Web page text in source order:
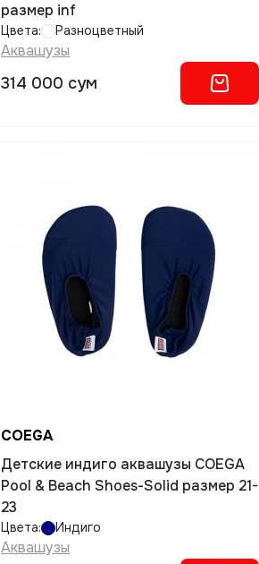
размер inf
Цвета: Разноцветный
Аквашузы
314 000 сум
COEGA
Детские индиго аквашузы COEGA
Pool & Beach Shoes-Solid размер 21-
23
Цвета: Индиго
Аквашузы